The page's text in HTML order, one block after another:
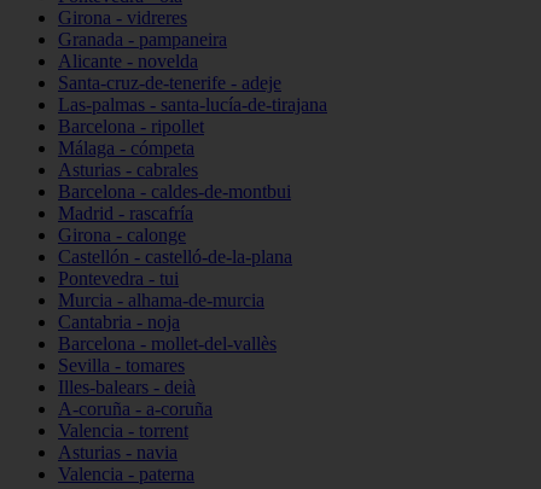
Girona - vidreres
Granada - pampaneira
Alicante - novelda
Santa-cruz-de-tenerife - adeje
Las-palmas - santa-lucía-de-tirajana
Barcelona - ripollet
Málaga - cómpeta
Asturias - cabrales
Barcelona - caldes-de-montbui
Madrid - rascafría
Girona - calonge
Castellón - castelló-de-la-plana
Pontevedra - tui
Murcia - alhama-de-murcia
Cantabria - noja
Barcelona - mollet-del-vallès
Sevilla - tomares
Illes-balears - deià
A-coruña - a-coruña
Valencia - torrent
Asturias - navia
Valencia - paterna